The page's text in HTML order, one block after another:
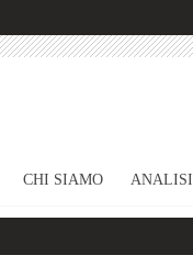
CHI SIAMO ANALISI